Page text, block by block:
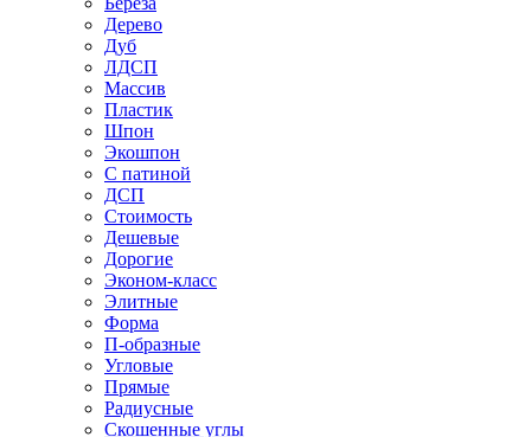
Дерево
Дуб
ЛДСП
Массив
Пластик
Шпон
Экошпон
С патиной
ДСП
Стоимость
Дешевые
Дорогие
Эконом-класс
Элитные
Форма
П-образные
Угловые
Прямые
Радиусные
Скошенные углы